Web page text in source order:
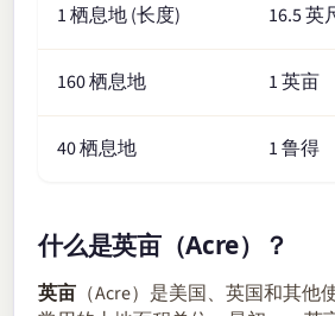
1 栖息地 (长度) 16.5 英
160 栖息地 1 英亩
40 栖息地 1 鲁得
什么是英亩（Acre）？
英亩 （Acre）是美国、英国和其他